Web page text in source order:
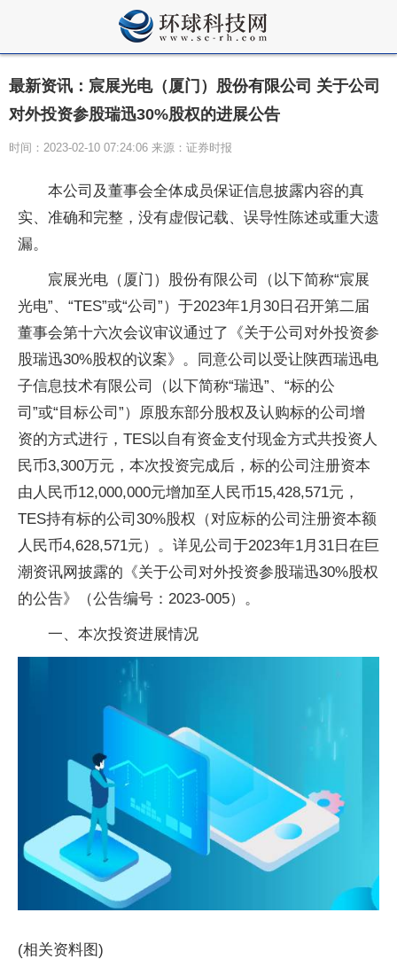
最新资讯：宸展光电（厦门）股份有限公司 关于公司
对外投资参股瑞迅30%股权的进展公告
时间：2023-02-10 07:24:06 来源：证券时报
本公司及董事会全体成员保证信息披露内容的真
实、准确和完整，没有虚假记载、误导性陈述或重大遗
漏。
宸展光电（厦门）股份有限公司（以下简称“宸展
光电”、“TES”或“公司”）于2023年1月30日召开第二届
董事会第十六次会议审议通过了《关于公司对外投资参
股瑞迅30%股权的议案》。同意公司以受让陕西瑞迅电
子信息技术有限公司（以下简称“瑞迅”、“标的公
司”或“目标公司”）原股东部分股权及认购标的公司增
资的方式进行，TES以自有资金支付现金方式共投资人
民币3,300万元，本次投资完成后，标的公司注册资本
由人民币12,000,000元增加至人民币15,428,571元，
TES持有标的公司30%股权（对应标的公司注册资本额
人民币4,628,571元）。详见公司于2023年1月31日在巨
潮资讯网披露的《关于公司对外投资参股瑞迅30%股权
的公告》（公告编号：2023-005）。
一、本次投资进展情况
(相关资料图)